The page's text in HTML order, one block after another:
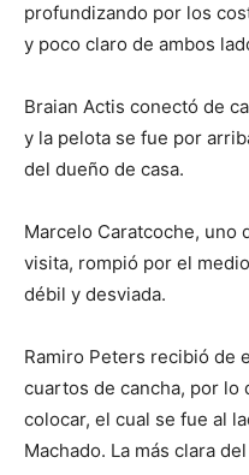
profundizando por los
y poco claro de ambos
Braian Actis conectó de
y la pelota se fue por
del dueño de casa.
Marcelo Caratcoche, uno
visita, rompió por el
débil y desviada.
Ramiro Peters recibió de
cuartos de cancha, por lo
colocar, el cual se fue al
Machado. La más clara